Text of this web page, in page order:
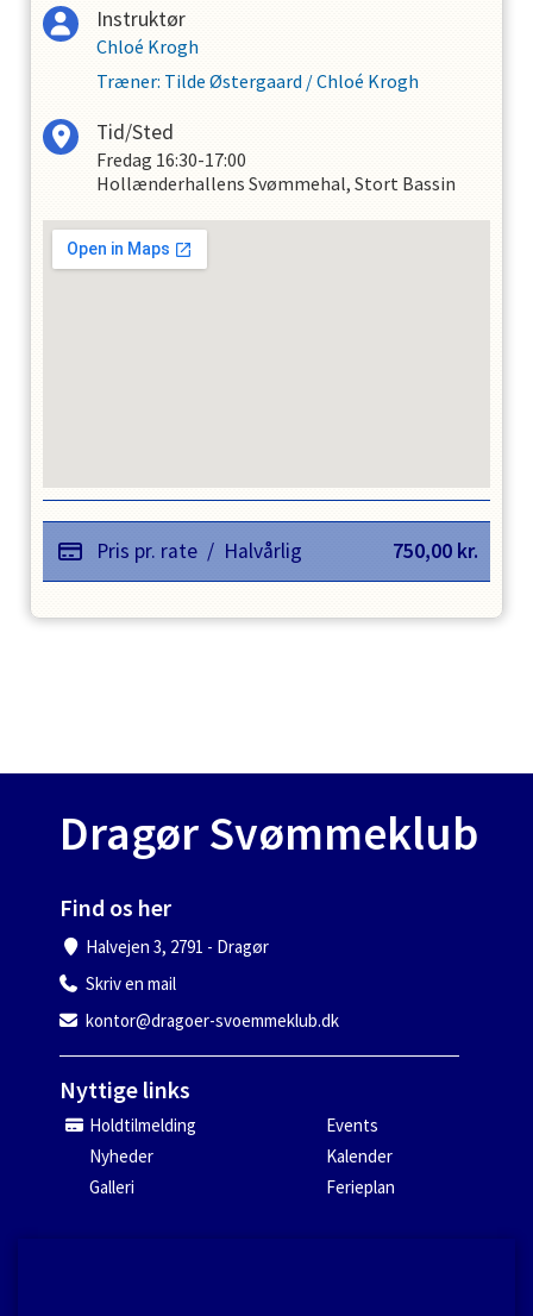
Instruktør
Chloé Krogh
Træner: Tilde Østergaard /Chloé Krogh
Tid/Sted
Fredag 16:30-17:00
Hollænderhallens Svømmehal, Stort Bassin
Pris pr. rate / Halvårlig 750,00 kr.
Dragør Svømmeklub
Find os her
Halvejen 3, 2791 - Dragør
Skriv en mail
kontor@dragoer-svoemmeklub.dk
Nyttige links
Holdtilmelding
Events
Nyheder
Kalender
Galleri
Ferieplan